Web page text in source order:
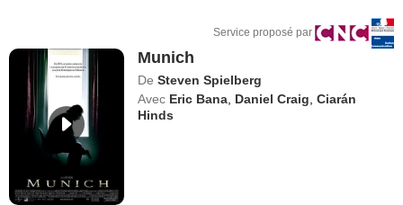
Service proposé par
Munich
De Steven Spielberg
Avec Eric Bana Daniel Craig ,Ciarán
Hinds